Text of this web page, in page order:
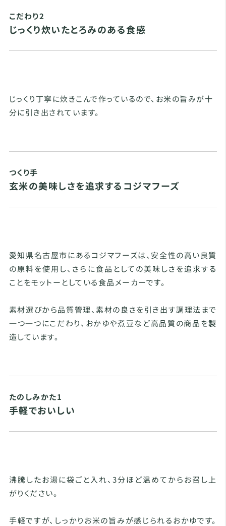
こだわり2
じっくり炊いたとろみのある食感
じっくり丁寧に炊きこんで作っているので、お米の旨みが十
分に引き出されています。
つくり手
玄米の美味しさを追求するコジマフーズ
愛知県名古屋市にあるコジマフーズは、安全性の高い良質
の原料を使用し、さらに食品としての美味しさを追求する
ことをモットーとしている食品メーカーです。
素材選びから品質管理、素材の良さを引き出す調理法まで
一つ一つにこだわり、おかゆや煮豆など高品質の商品を製
造しています。
たのしみかた1
手軽でおいしい
沸騰したお湯に袋ごと入れ、3分ほど温めてからお召し上
がりください。
手軽ですが、しっかりお米の旨みが感じられるおかゆです。